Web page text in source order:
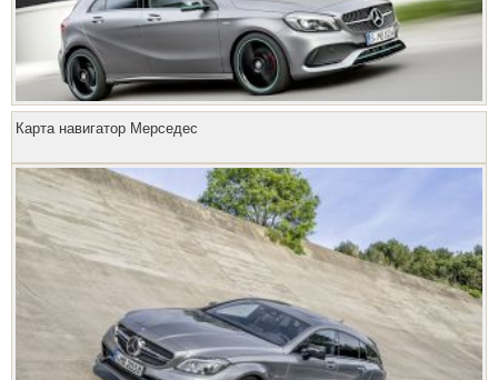
Карта навигатор Мерседес